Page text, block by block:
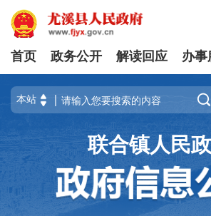
首页 政务公开 解读回应 办事

联合镇人民